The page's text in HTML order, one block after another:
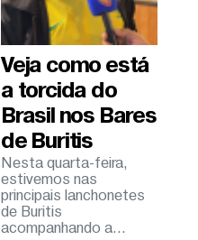
Veja como está
a torcida do
Brasil nos Bares
de Buritis
Nesta quarta-feira,
estivemos nas
principais lanchonetes
de Buritis
acompanhando a...